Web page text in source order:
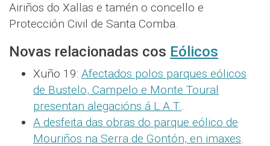
Airiños do Xallas e tamén o concello e
Protección Civil de Santa Comba.
Novas relacionadas cos Eólicos
Xuño 19: Afectados polos parques eólicos
de Bustelo, Campelo e Monte Toural
presentan alegacións á L.A.T..
A desfeita das obras do parque eólico de
Mouriños na Serra de Gontón, en imaxes.